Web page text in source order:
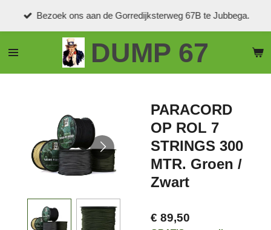
de
DUMP 67
Bezoek ons aan de Gorredijksterweg 67B te Jubbega.
PARACORD
OP ROL 7
STRINGS 300
MTR. Groen /
Zwart
€ 89,50